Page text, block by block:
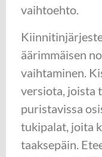
vaihtoehto.
äärimmäisen
vaihtaminen.
versiota, joista
puristavissa
tukipalat, joita
taaksepäin.